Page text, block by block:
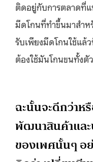
ติดอยู่กับการตลาดที่
มีดโกนที่ทำขึ้นมาสำห
รับเพียงมีดโกนใช้แล้
ต้องใช้มันโกนขนทั้งตั
ฉะนั้นจะดีกว่าห
พัฒนาสินค้าและ
ของเพศนั้นๆ อ